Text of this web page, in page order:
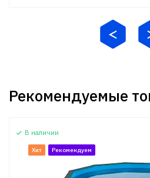
Рекомендуемые
В наличии
Хит Рекомендуем